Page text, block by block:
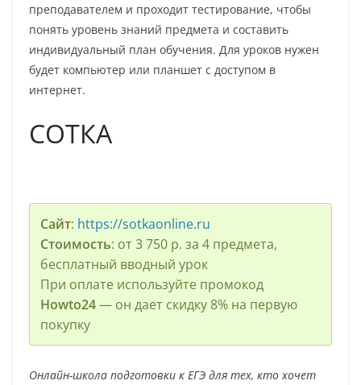
преподавателем и проходит тестирование, чтобы
понять уровень знаний предмета и составить
индивидуальный план обучения. Для уроков нужен
будет компьютер или планшет с доступом в
интернет.
СОТКА
Сайт: https://sotkaonline.ru
Стоимость: от 3 750 р. за 4 предмета,
бесплатный вводный урок
При оплате используйте промокод
Howto24— он дает скидку 8% на первую
покупку
Онлайн-школа подготовки к ЕГЭ для тех, кто хочет